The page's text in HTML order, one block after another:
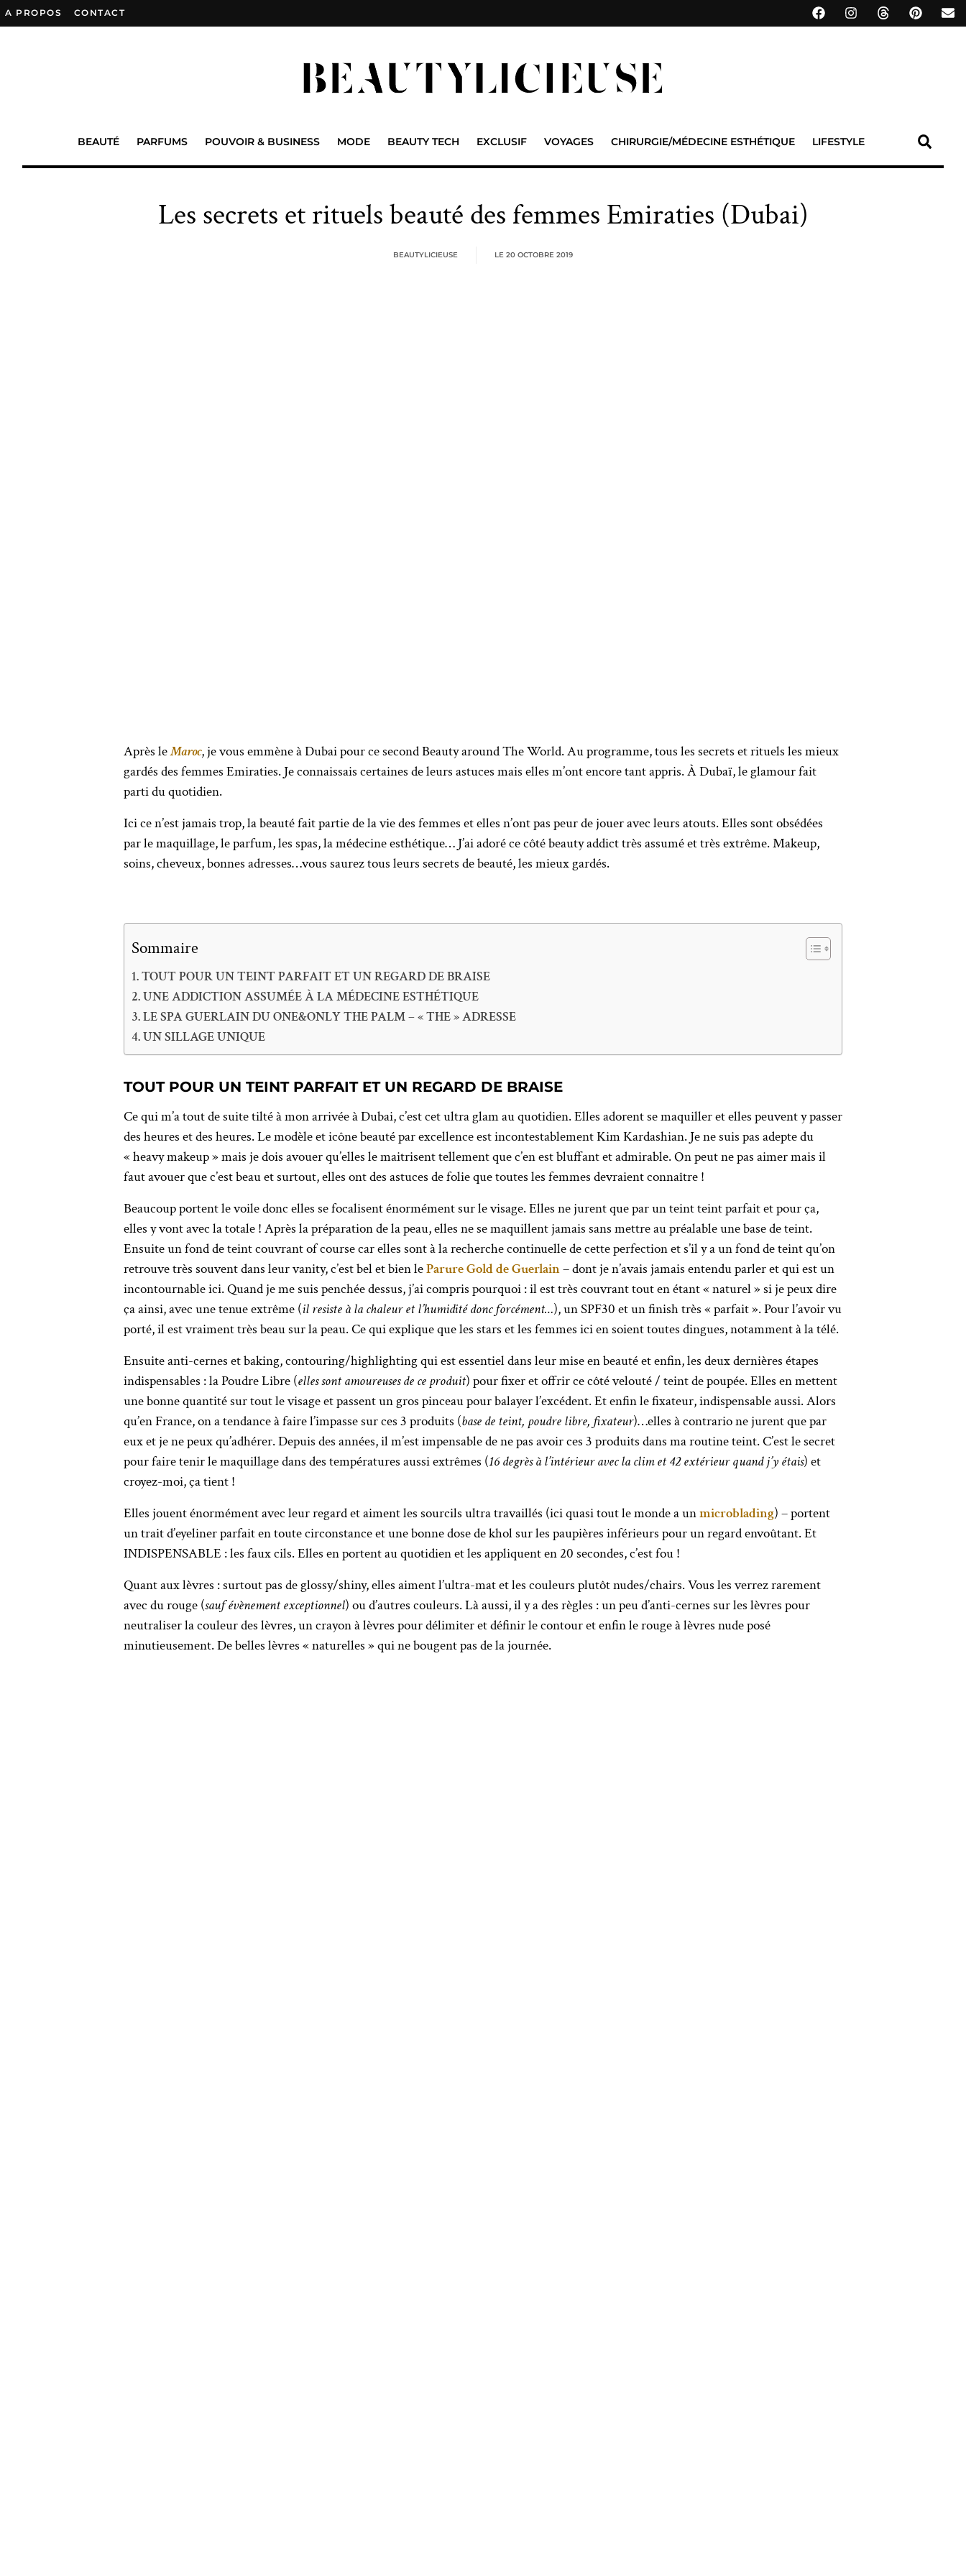
A PROPOS CONTACT
BEAUTÉ PARFUMS POUVOIR & BUSINESS MODE BEAUTY TECH EXCLUSIF VOYAGES CHIRURGIE/MÉDECINE ESTHÉTIQUE LIFESTYLE
Les secrets et rituels beauté des femmes Emiraties (Dubai)
BEAUTYLICIEUSE LE 20 OCTOBRE 2019
Après leMaroc, je vous emmène à Dubai pour ce second Beauty around The World. Au programme, tous les secrets et rituels les mieux
gardés des femmes Emiraties. Je connaissais certaines de leurs astuces mais elles m’ont encore tant appris. À Dubaï, le glamour fait
parti du quotidien.
Ici ce n’est jamais trop, la beauté fait partie de la vie des femmes et elles n’ont pas peur de jouer avec leurs atouts. Elles sont obsédées
par le maquillage, le parfum, les spas, la médecine esthétique… J’ai adoré ce côté beauty addict très assumé et très extrême. Makeup,
soins, cheveux, bonnes adresses…vous saurez tous leurs secrets de beauté, les mieux gardés.
Sommaire
TOUT POUR UN TEINT PARFAIT ET UN REGARD DE BRAISE
UNE ADDICTION ASSUMÉE À LA MÉDECINE ESTHÉTIQUE
LE SPA GUERLAIN DU ONE&ONLY THE PALM – « THE » ADRESSE
UN SILLAGE UNIQUE
TOUT POUR UN TEINT PARFAIT ET UN REGARD DE BRAISE
Ce qui m’a tout de suite tilté à mon arrivée à Dubai, c’est cet ultra glam au quotidien. Elles adorent se maquiller et elles peuvent y passer
des heures et des heures. Le modèle et icône beauté par excellence est incontestablement Kim Kardashian. Je ne suis pas adepte du
« heavy makeup » mais je dois avouer qu’elles le maitrisent tellement que c’en est bluffant et admirable. On peut ne pas aimer mais il
faut avouer que c’est beau et surtout, elles ont des astuces de folie que toutes les femmes devraient connaître !
Beaucoup portent le voile donc elles se focalisent énormément sur le visage. Elles ne jurent que par un teint teint parfait et pour ça,
elles y vont avec la totale ! Après la préparation de la peau, elles ne se maquillent jamais sans mettre au préalable une base de teint.
Ensuite un fond de teint couvrant of course car elles sont à la recherche continuelle de cette perfection et s’il y a un fond de teint qu’on
retrouve très souvent dans leur vanity, c’est bel et bien leParure Gold de Guerlain– dont je n’avais jamais entendu parler et qui est un
incontournable ici. Quand je me suis penchée dessus, j’ai compris pourquoi : il est très couvrant tout en étant « naturel » si je peux dire
ça ainsi, avec une tenue extrême (il resiste à la chaleur et l’humidité donc forcément…), un SPF30 et un finish très « parfait ». Pour l’avoir vu
porté, il est vraiment très beau sur la peau. Ce qui explique que les stars et les femmes ici en soient toutes dingues, notamment à la télé.
Ensuite anti-cernes et baking, contouring/highlighting qui est essentiel dans leur mise en beauté et enfin, les deux dernières étapes
indispensables : la Poudre Libre (elles sont amoureuses de ce produit) pour fixer et offrir ce côté velouté / teint de poupée. Elles en mettent
une bonne quantité sur tout le visage et passent un gros pinceau pour balayer l’excédent. Et enfin le fixateur, indispensable aussi. Alors
qu’en France, on a tendance à faire l’impasse sur ces 3 produits (base de teint, poudre libre, fixateur)…elles à contrario ne jurent que par
eux et je ne peux qu’adhérer. Depuis des années, il m’est impensable de ne pas avoir ces 3 produits dans ma routine teint. C’est le secret
pour faire tenir le maquillage dans des températures aussi extrêmes (16 degrès à l’intérieur avec la clim et 42 extérieur quand j’y étais) et
croyez-moi, ça tient !
Elles jouent énormément avec leur regard et aiment les sourcils ultra travaillés (ici quasi tout le monde a unmicroblading) – portent
un trait d’eyeliner parfait en toute circonstance et une bonne dose de khol sur les paupières inférieurs pour un regard envoûtant. Et
INDISPENSABLE : les faux cils. Elles en portent au quotidien et les appliquent en 20 secondes, c’est fou !
Quant aux lèvres : surtout pas de glossy/shiny, elles aiment l’ultra-mat et les couleurs plutôt nudes/chairs. Vous les verrez rarement
avec du rouge (sauf évènement exceptionnel) ou d’autres couleurs. Là aussi, il y a des règles : un peu d’anti-cernes sur les lèvres pour
neutraliser la couleur des lèvres, un crayon à lèvres pour délimiter et définir le contour et enfin le rouge à lèvres nude posé
minutieusement. De belles lèvres « naturelles » qui ne bougent pas de la journée.